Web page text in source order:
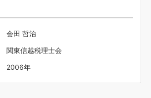
会田 哲治
関東信越税理士会
2006年